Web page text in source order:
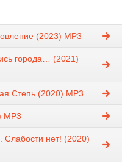
(2023) МР3
города… (2021)
Степь (2020) MP3
MP3
Слабости нет! (2020)